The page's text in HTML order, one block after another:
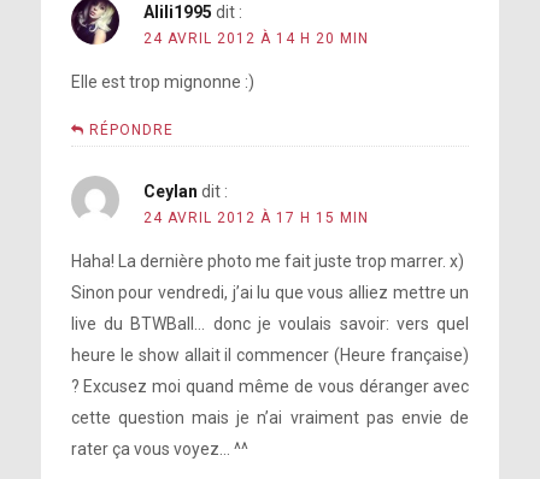
Alili1995 dit :
24 AVRIL 2012 À 14 H 20 MIN
Elle est trop mignonne :)
RÉPONDRE
Ceylan dit :
24 AVRIL 2012 À 17 H 15 MIN
Haha! La dernière photo me fait juste trop marrer. x)
Sinon pour vendredi, j’ai lu que vous alliez mettre un
live du BTWBall… donc je voulais savoir: vers quel
heure le show allait il commencer (Heure française)
? Excusez moi quand même de vous déranger avec
cette question mais je n’ai vraiment pas envie de
rater ça vous voyez… ^^